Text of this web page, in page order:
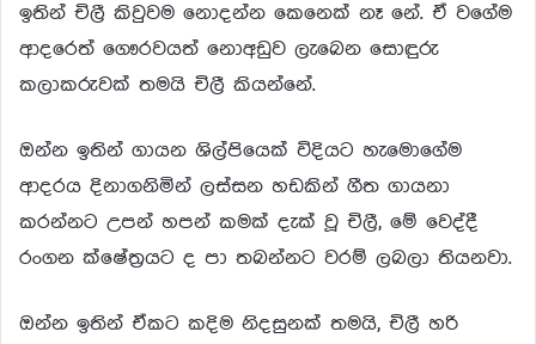
ඉතින් චිලී කිවුවම නොදන්න කෙනෙක් නෑ නේ. ඒ වගේම
ආදරෙත් ගෞරවයත් නොඅඩුව ලැබෙන සොඳුරු
කලාකරුවක් තමයි චිලී කියන්නේ.
ඔන්න ඉතින් ගායන ශිල්පියෙක් විදියට හැමොගේම
ආදරය දිනාගනිමින් ලස්සන හඩකින් ගීත ගායනා
කරන්නට උපන් හපන් කමක් දැක් වූ චිලී, මේ වෙද්දී
රංගන ක්ෂේත්‍රයට ද පා තබන්නට වරම් ලබලා තියනවා.
ඔන්න ඉතින් ඒකට කදිම නිදසුනක් තමයි, චිලී හරි